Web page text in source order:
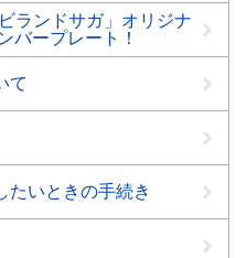
ランドサガ」オリジナ
バープレート！
て
たいときの手続き